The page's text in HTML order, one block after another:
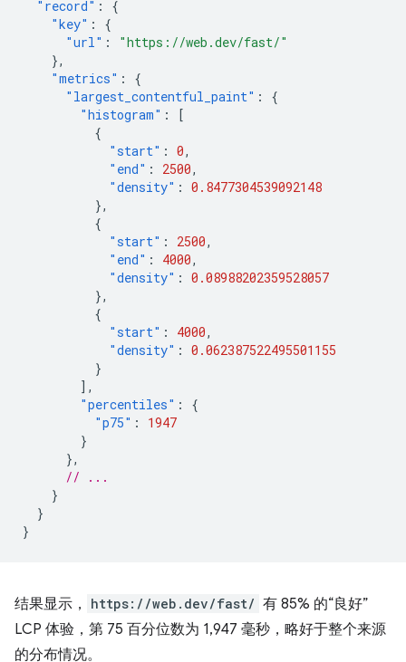
"record" :
{
"key" :
{
"url" :
"https://web.dev/fast/"
},
"metrics" :
{
"largest_contentful_paint" :
{
"histogram" :
[
{
"start" : 0,
"end" : 2500,
"density" : 0.8477304539092148
},
{
"start" : 2500,
"end" : 4000,
"density" : 0.08988202359528057
},
{
"start" : 4000,
"density" : 0.062387522495501155
}
],
"percentiles" :
{
"p75" :
1947
}
},
// ...
}
}
}
结果显示， https://web.dev/fast/ 有 85% 的“良好”
LCP 体验，第 75 百分位数为 1,947 毫秒，略好于整个来源
的分布情况。